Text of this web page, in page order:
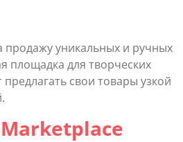
продажу уникальных и ручных
площадка для творческих
свои товары узкой